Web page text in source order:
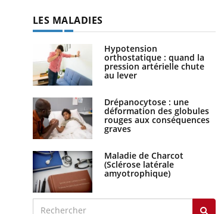
LES MALADIES
Hypotension
orthostatique : quand la
pression artérielle chute
au lever
Drépanocytose : une
déformation des globules
rouges aux conséquences
graves
Maladie de Charcot
(Sclérose latérale
amyotrophique)